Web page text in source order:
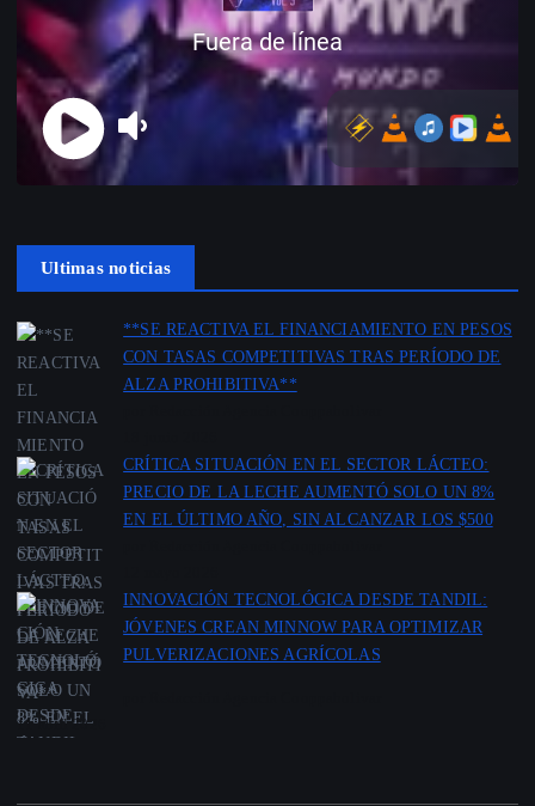
Ultimas noticias
**SE REACTIVA EL FINANCIAMIENTO EN PESOS
CON TASAS COMPETITIVAS TRAS PERÍODO DE
ALZA PROHIBITIVA**
CRÍTICA SITUACIÓN EN EL SECTOR LÁCTEO:
PRECIO DE LA LECHE AUMENTÓ SOLO UN 8%
EN EL ÚLTIMO AÑO, SIN ALCANZAR LOS $500
INNOVACIÓN TECNOLÓGICA DESDE TANDIL:
JÓVENES CREAN MINNOW PARA OPTIMIZAR
PULVERIZACIONES AGRÍCOLAS
11 abril 2026